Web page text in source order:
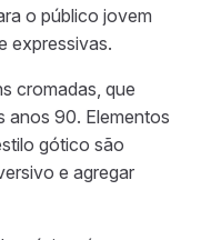
o público jovem
expressivas.
cromadas, que
anos 90. Elementos
gótico são
e agregar